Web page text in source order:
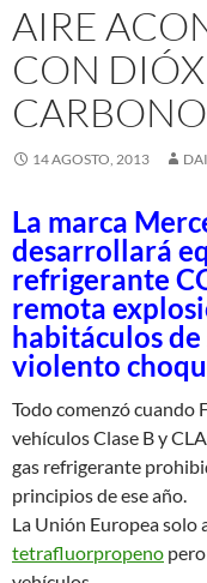
AIRE
CON
CARBONO
14 AGOSTO, 2013
La marca
desarrollará
refrigerante
remota
habitáculos de
violento
Todo comenzó cuando
vehículos Clase B y
gas refrigerante
principios de ese año.
La Unión Europea solo
tetrafluorpropeno